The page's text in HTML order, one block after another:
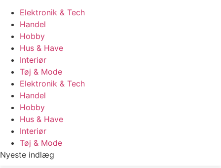
Elektronik & Tech
Handel
Hobby
Hus & Have
Interiør
Tøj & Mode
Elektronik & Tech
Handel
Hobby
Hus & Have
Interiør
Tøj & Mode
Nyeste indlæg